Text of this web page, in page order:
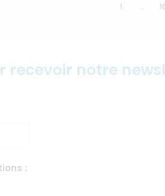
1 …
recevoir notre
: